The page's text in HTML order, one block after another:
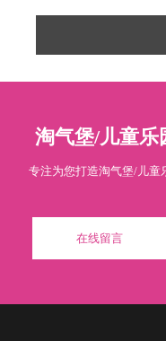
淘气堡/儿童乐
专注为您打造淘气堡/儿童
在线留言